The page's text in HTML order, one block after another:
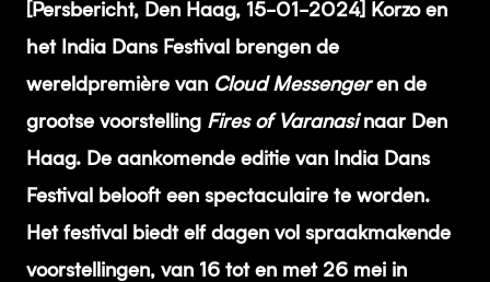
[Persbericht, Den Haag, 15-01-2024] Korzo en
het India Dans Festival brengen de
wereldpremière van Cloud Messengeren de
grootse voorstelling Fires of Varanasi naar Den
Haag. De aankomende editie van India Dans
Festival belooft een spectaculaire te worden.
Het festival biedt elf dagen vol spraakmakende
voorstellingen, van 16 tot en met 26 mei in